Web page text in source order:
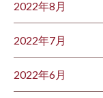
2022年8月
2022年7月
2022年6月